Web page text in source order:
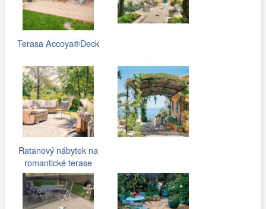
Terasa Accoya®Deck
Ratanový nábytek na
romantické terase